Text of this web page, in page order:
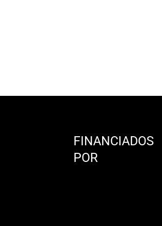
FINANCIADOS
POR